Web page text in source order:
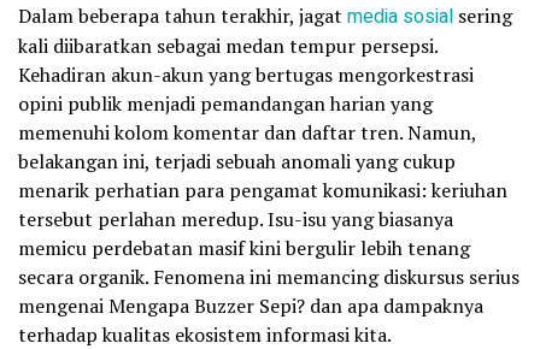
Dalam beberapa tahun terakhir, jagat media sosial sering
kali diibaratkan sebagai medan tempur persepsi.
Kehadiran akun-akun yang bertugas mengorkestrasi
opini publik menjadi pemandangan harian yang
memenuhi kolom komentar dan daftar tren. Namun,
belakangan ini, terjadi sebuah anomali yang cukup
menarik perhatian para pengamat komunikasi: keriuhan
tersebut perlahan meredup. Isu-isu yang biasanya
memicu perdebatan masif kini bergulir lebih tenang
secara organik. Fenomena ini memancing diskursus serius
mengenai Mengapa Buzzer Sepi? dan apa dampaknya
terhadap kualitas ekosistem informasi kita.